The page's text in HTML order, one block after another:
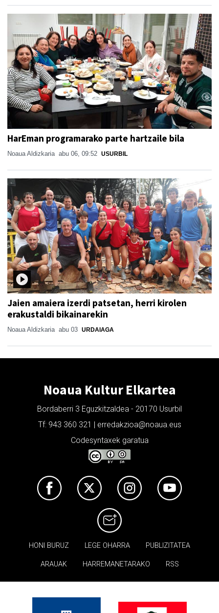
HarEman programarako parte hartzaile bila
Noaua Aldizkaria abu 06, 09:52 USURBIL
Jaien amaiera izerdi patsetan, herri kirolen
erakustaldi bikainarekin
Noaua Aldizkaria abu 03 URDAIAGA
Noaua Kultur Elkartea
Bordaberri 3 Eguzkitzaldea - 20170 Usurbil
Tf: 943 360 321 | erredakzioa@noaua.eus
Codesyntaxek garatua
HONI BURUZ LEGE OHARRA PUBLIZITATEA
ARAUAK HARREMANETARAKO RSS